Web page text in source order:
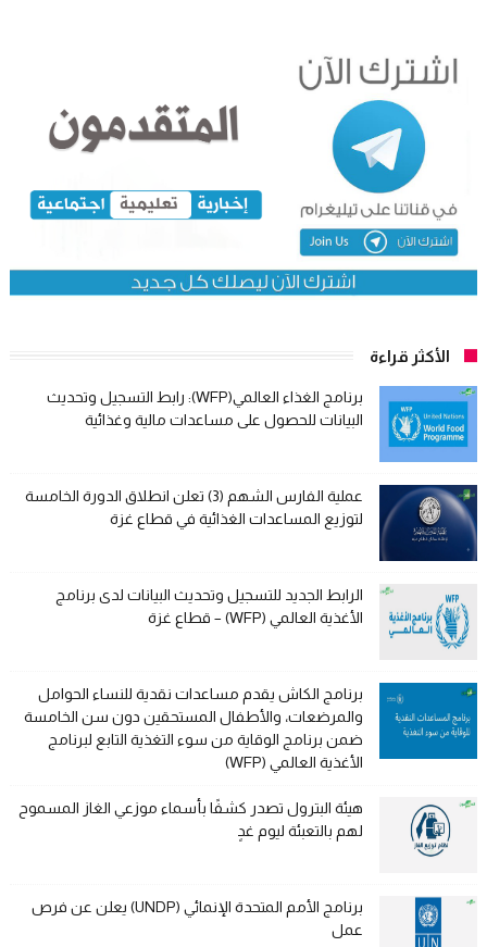
الأكثر قراءة
برنامج الغذاء العالمي(WFP): رابط التسجيل وتحديث
البيانات للحصول على مساعدات مالية وغذائية
عملية الفارس الشهم (3) تعلن انطلاق الدورة الخامسة
لتوزيع المساعدات الغذائية في قطاع غزة
الرابط الجديد للتسجيل وتحديث البيانات لدى برنامج
الأغذية العالمي (WFP) – قطاع غزة
برنامج الكاش يقدم مساعدات نقدية للنساء الحوامل
والمرضعات، والأطفال المستحقين دون سن الخامسة
ضمن برنامج الوقاية من سوء التغذية التابع لبرنامج
الأغذية العالمي (WFP)
هيئة البترول تصدر كشفًا بأسماء موزعي الغاز المسموح
لهم بالتعبئة ليوم غدٍ
برنامج الأمم المتحدة الإنمائي (UNDP) يعلن عن فرص
عمل